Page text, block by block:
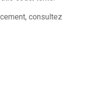
consultez